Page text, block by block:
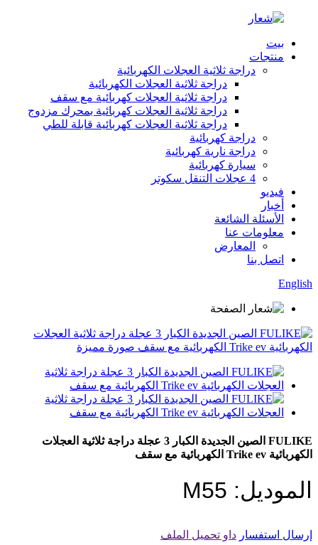
بيت
منتجات
دراجة ثلاثية العجلات الكهربائية
دراجة ثلاثية العجلات الكهربائية
دراجة ثلاثية العجلات كهربائية مع سقف
دراجة ثلاثية العجلات كهربائية بمحرك مزدوج
دراجة ثلاثية العجلات كهربائية قابلة للطي
دراجة كهربائية
دراجة نارية كهربائية
سيارة كهربائية
4 عجلات التنقل سكوتر
فيديو
أخبار
الأسئلة الشائعة
معلومات عنا
المعارض
اتصل بنا
English
FULIKE الصين الجديدة الكبار 3 عجلة دراجة ثلاثية العجلات
الكهربائية Trike ev الكهربائية مع سقف
الموديل: M55
إرسال استفسار داو تحميل الملف